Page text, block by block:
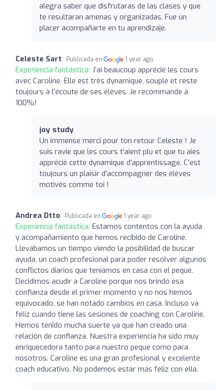
alegra saber que disfrutaras de las clases y que
te resultaran amenas y organizadas. Fue un
placer acompañarte en tu aprendizaje.
Celeste Sart Publicada en 1 year ago
Experiencia fantástica: J’ai beaucoup apprécié les cours
avec Caroline. Elle est très dynamique, souple et reste
toujours à l’écoute de ses élèves. Je recommande à
100%!
joy study
Un immense merci pour ton retour Celeste ! Je
suis ravie que les cours t’aient plu et que tu aies
apprécié cette dynamique d’apprentissage. C’est
toujours un plaisir d’accompagner des élèves
motivés comme toi !
Andrea Dtto Publicada en 1 year ago
Experiencia fantástica: Estamos contentos con la ayuda
y acompañamiento que hemos recibido de Caroline.
Llevábamos un tiempo viendo la posibilidad de buscar
ayuda, un coach profesional para poder resolver algunos
conflictos diarios que teníamos en casa con el peque.
Decidimos acudir a Caroline porque nos brindó esa
confianza desde el primer momento y no nos hemos
equivocado, se han notado cambios en casa. Incluso va
feliz cuando tiene las sesiones de coaching con Caroline.
Hemos tenido mucha suerte ya que han creado una
relación de confianza. Nuestra experiencia ha sido muy
enriquecedora tanto para nuestro peque como para
nosotros. Caroline es una gran profesional y excelente
coach educativo. No podemos estar más feliz con ella.